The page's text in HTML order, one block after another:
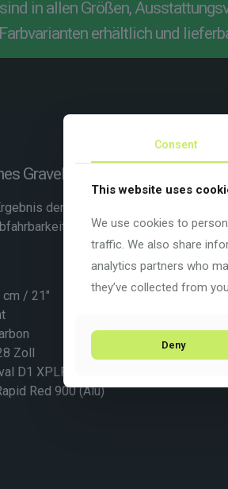
in allen Größen,
Farbvarianten erhältlich und
Gravel Bike, um in jeder
der Optimierung all jener
Stabilität,
/ 21″
Zoll
D1 XPLR Axs 1×12
Red 900 (Alu)
Consent
This website uses
We use cookies to
traffic. We also share
analytics partners who
they’ve collected from
Deny